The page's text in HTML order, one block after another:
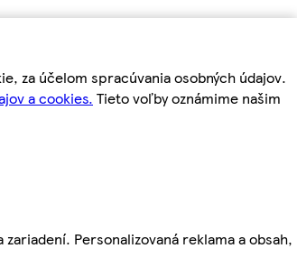
za účelom spracúvania osobných údajov.
a cookies. Tieto voľby oznámime našim
Personalizovaná reklama a obsah,